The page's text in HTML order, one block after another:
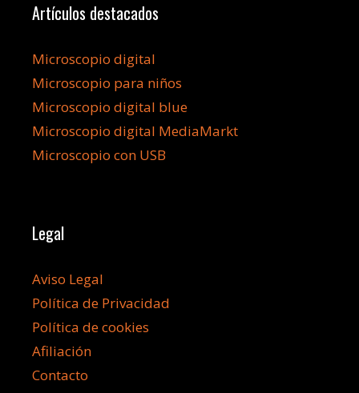
Artículos destacados
Microscopio digital
Microscopio para niños
Microscopio digital blue
Microscopio digital MediaMarkt
Microscopio con USB
Legal
Aviso Legal
Política de Privacidad
Política de cookies
Afiliación
Contacto